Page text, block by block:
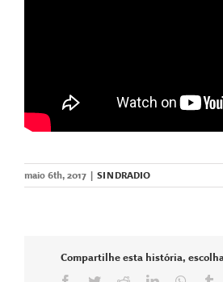
maio 6th, 2017 SINDRADIO
Compartilhe esta história,